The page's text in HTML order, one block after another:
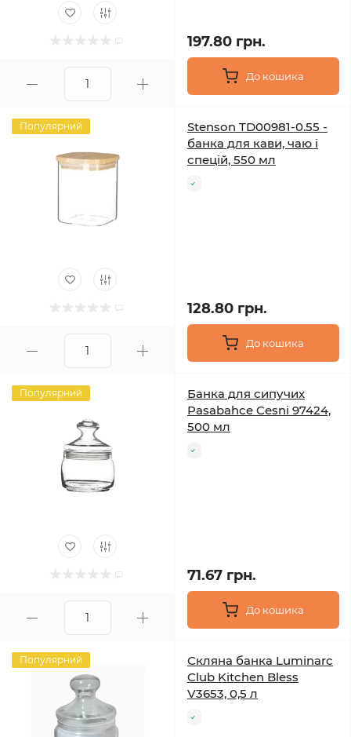
197.80 грн.
До кошика
Популярний
Stenson TD00981-0.55 -
банка для кави, чаю і
спецій, 550 мл
128.80 грн.
До кошика
Популярний
Банка для сипучих
Pasabahce Cesni 97424,
500 мл
71.67 грн.
До кошика
Популярний
Скляна банка Luminarc
Club Kitchen Bless
V3653, 0,5 л